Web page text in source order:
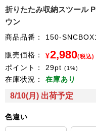
折りたたみ収納スツール
ウン
商品品番： 150-
販売価格： ¥2,980(税込)
ポイント： 29pt (1%)
在庫状況： 在庫あり
8/10(月) 出荷予定
色違い